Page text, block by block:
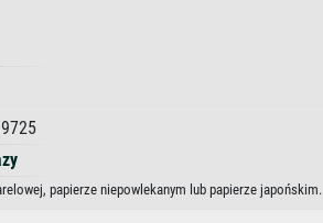
papierze niepowlekanym lub papierze japońskim.